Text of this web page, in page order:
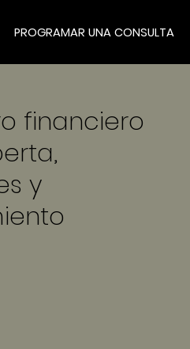
PROGRAMAR UNA CONSULTA
financiero
y